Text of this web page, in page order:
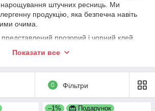
нарощування штучних ресниць. Ми
продукцію, яка безпечна навіть
очима.
представлений прозорий і чорний клей.
елементів. Чорний клей
фіксації використаних
тривалого часу обезводнюються.
Показати все
0 Фільтри
–1% Подарунок